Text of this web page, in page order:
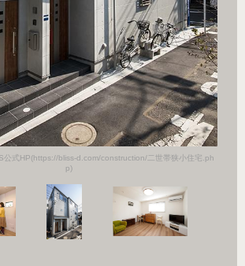
公式HP(https://bliss-d.com/construction/二世帯狭小住宅.ph
p)